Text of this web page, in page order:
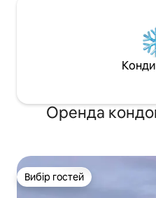
Оренда
Вибір гостей
Вибір гостей